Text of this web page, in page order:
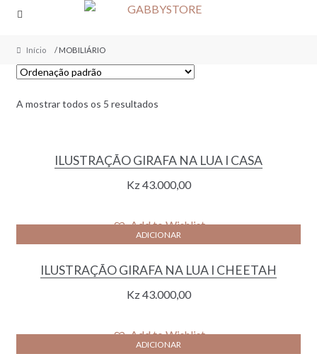
Skip
navigation
Skip
content
Início / MOBILIÁRIO
A mostrar todos os 5 resultados
ILUSTRAÇÃO GIRAFA NA LUA I CASA
Kz43.000,00
Add to Wishlist
ADICIONAR
ILUSTRAÇÃO GIRAFA NA LUA I CHEETAH
Kz43.000,00
Add to Wishlist
ADICIONAR